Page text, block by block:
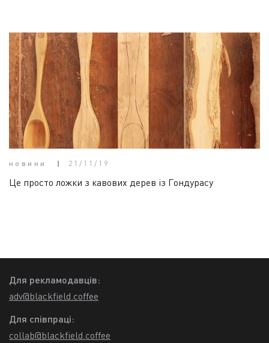
новини 21/11/19
Це просто ложки з кавових дерев із Гондурасу
Для рекламодавців:
adv@blackfield.coffee
Для співпраці:
collab@blackfield.coffee